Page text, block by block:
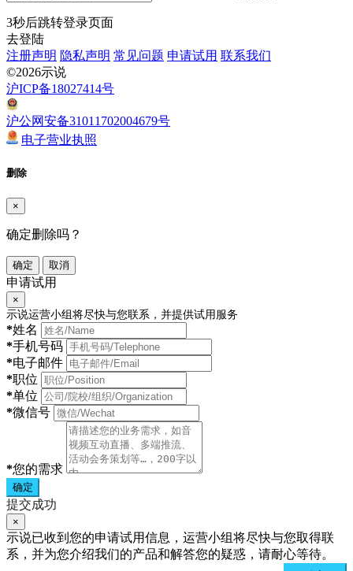
3秒后跳转登录页面
去登陆
注册声明 隐私声明 常见问题 申请试用 联系我们
©2026示说
沪ICP备18027414号
沪公网安备31011702004679号
电子营业执照
删除
×
确定删除吗？
确定 取消
申请试用
×
示说运营小组将尽快与您联系，并提供试用服务
*姓名
*手机号码
*电子邮件
*职位
*单位
*微信号
*您的需求
确定
提交成功
×
示说已收到您的申请试用信息，运营小组将尽快与您取得联
系，并为您介绍我们的产品和解答您的疑惑，请耐心等待。